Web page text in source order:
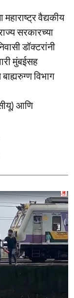
वैद्यकीय
सरकारच्या
डॉक्टरांनी
मुंबईसह
विभाग
आणि